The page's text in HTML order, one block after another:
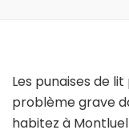
Les punaises de
problème grave
habitez à Montluel